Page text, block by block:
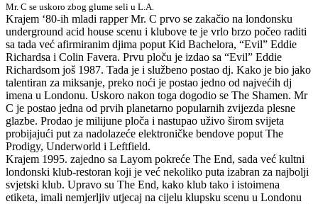
Mr. C se uskoro zbog glume seli u L.A.
Krajem ‘80-ih mladi rapper Mr. C prvo se zakačio na londonsku
underground acid house scenu i klubove te je vrlo brzo počeo raditi
sa tada već afirmiranim djima poput Kid Bachelora, “Evil” Eddie
Richardsa i Colin Favera. Prvu ploču je izdao sa “Evil” Eddie
Richardsom još 1987. Tada je i službeno postao dj. Kako je bio jako
talentiran za miksanje, preko noći je postao jedno od najvećih dj
imena u Londonu. Uskoro nakon toga dogodio se The Shamen. Mr
C je postao jedna od prvih planetarno popularnih zvijezda plesne
glazbe. Prodao je milijune ploča i nastupao uživo širom svijeta
probijajući put za nadolazeće elektroničke bendove poput The
Prodigy, Underworld i Leftfield.
Krajem 1995. zajedno sa Layom pokreće The End, sada već kultni
londonski klub-restoran koji je već nekoliko puta izabran za najbolji
svjetski klub. Upravo su The End, kako klub tako i istoimena
etiketa, imali nemjerljiv utjecaj na cijelu klupsku scenu u Londonu